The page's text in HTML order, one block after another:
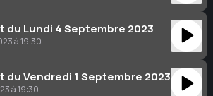
du Lundi 4 Septembre 2023
à 19:30
du Vendredi 1 Septembre 2023
à 19:30